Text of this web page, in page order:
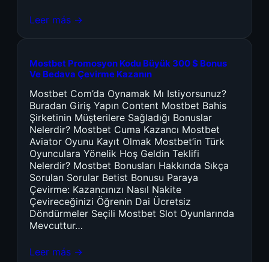
Leer más →
Mostbet Promosyon Kodu Büyük 300 $ Bonus
Ve Bedava Çevirme Kazanın
Mostbet Com’da Oynamak Mı Istiyorsunuz?
Buradan Giriş Yapın Content Mostbet Bahis
Şirketinin Müşterilere Sağladığı Bonuslar
Nelerdir? Mostbet Cuma Kazancı Mostbet
Aviator Oyunu Kayıt Olmak Mostbet’in Türk
Oyunculara Yönelik Hoş Geldin Teklifi
Nelerdir? Mostbet Bonusları Hakkında Sıkça
Sorulan Sorular Betist Bonusu Paraya
Çevirme: Kazancınızı Nasıl Nakite
Çevireceğinizi Öğrenin Dai Ücretsiz
Döndürmeler Seçili Mostbet Slot Oyunlarında
Mevcuttur…
Leer más →